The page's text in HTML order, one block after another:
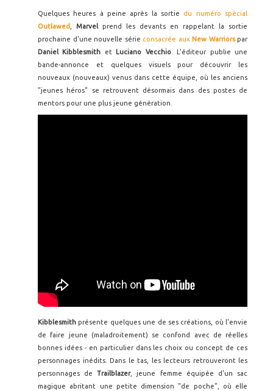
Quelques heures à peine après la sortie du numéro spécial
Outlawed
Marvel prend les devants en rappelant la sortie
prochaine d'une nouvelle série consacrée aux New Warriorspar
Daniel Kibblesmith et Luciano Vecchio. L'éditeur publie une
bande-annonce et quelques visuels pour découvrir les
nouveaux (nouveaux) venus dans cette équipe, où les anciens
"jeunes héros" se retrouvent désormais dans des postes de
mentors pour une plus jeune génération.
Kibblesmith présente quelques une de ses créations, où l'envie
de faire jeune (maladroitement) se confond avec de réelles
bonnes idées - en particulier dans les choix ou concept de ces
personnages inédits. Dans le tas, les lecteurs retrouveront les
personnages deTrailblazer, jeune femme équipée d'un sac
magique abritant une petite dimension "de poche", où elle